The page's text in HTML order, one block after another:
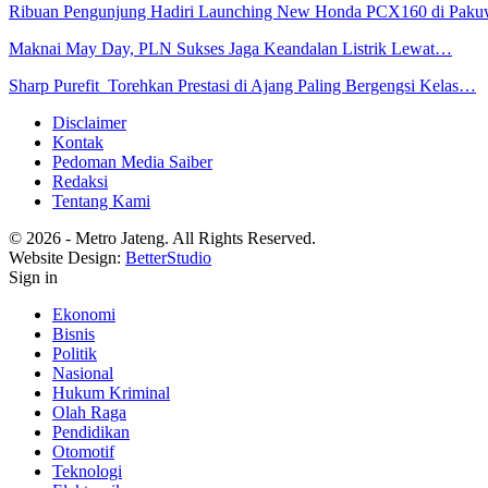
Ribuan Pengunjung Hadiri Launching New Honda PCX160 di
Maknai May Day, PLN Sukses Jaga Keandalan Listrik Lewat…
Sharp Purefit Torehkan Prestasi di Ajang Paling Bergengsi Kelas…
Disclaimer
Kontak
Pedoman Media Saiber
Redaksi
Tentang Kami
© 2026 - Metro Jateng. All Rights Reserved.
Website Design: BetterStudio
Sign in
Ekonomi
Bisnis
Politik
Nasional
Hukum Kriminal
Olah Raga
Pendidikan
Otomotif
Teknologi